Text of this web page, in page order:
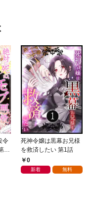
令
1
死神令嬢は黒幕お兄様
を救済したい 第1話
0
新着 無料